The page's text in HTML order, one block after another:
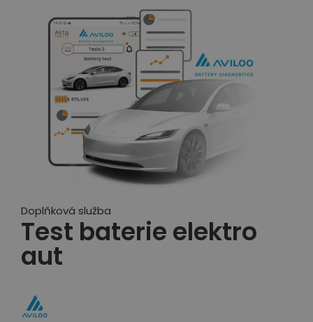
Doplňková služba
Test baterie elektro
aut